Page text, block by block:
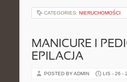
CATEGORIES: NIERUCHOMOŚCI
MANICURE I
EPILACJA
POSTED BY ADMIN LIS - 26 -